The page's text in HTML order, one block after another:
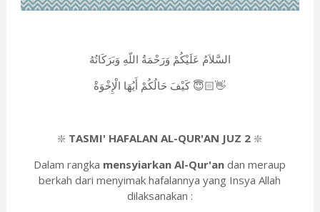
السَّلاَمُ عَلَيْكُمْ وَرَحْمَةُ اللّهِ وَبَرَكَاتُهُ
كَيْفَ حَالُكُمْ أَيُهَا الْإِخْوَةْ 😇👋🏻
❇️ TASMI' HAFALAN AL-QUR'AN JUZ 2 ❇️
Dalam rangka mensyiarkan Al-Qur'an dan meraup
berkah dari menyimak hafalannya yang Insya Allah
dilaksanakan :